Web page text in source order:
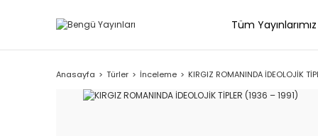
Tüm Yayınlarımız
Anasayfa Türler İnceleme KIRGIZ ROMANINDA İDEOLOJİK